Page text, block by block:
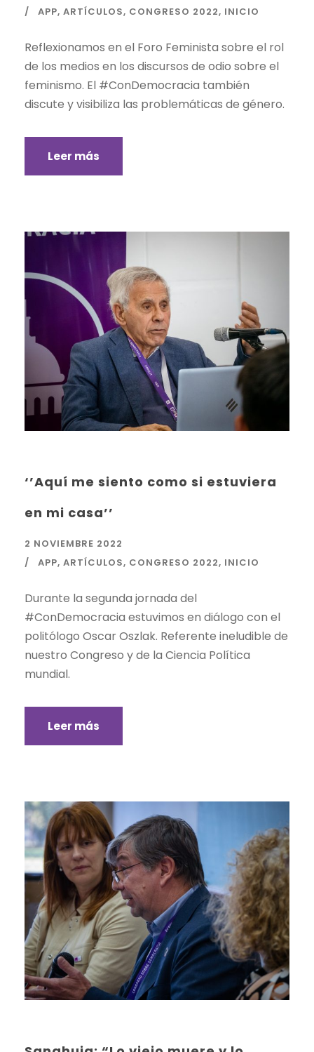
APP, ARTÍCULOS, CONGRESO 2022, INICIO
Reflexionamos en el Foro Feminista sobre el rol
de los medios en los discursos de odio sobre el
feminismo. El #ConDemocracia también
discute y visibiliza las problemáticas de género.
Leer más
‘’Aquí me siento como si estuviera
en mi casa’’
2 NOVIEMBRE 2022
APP, ARTÍCULOS, CONGRESO 2022, INICIO
Durante la segunda jornada del
#ConDemocracia estuvimos en diálogo con el
politólogo Oscar Oszlak. Referente ineludible de
nuestro Congreso y de la Ciencia Política
mundial.
Leer más